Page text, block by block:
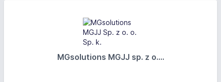
MGsolutions MGJJ sp. z o....